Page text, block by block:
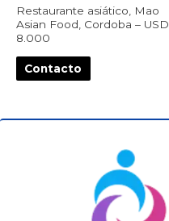
Restaurante asiático, Mao
Asian Food, Cordoba – USD
8.000
Contacto